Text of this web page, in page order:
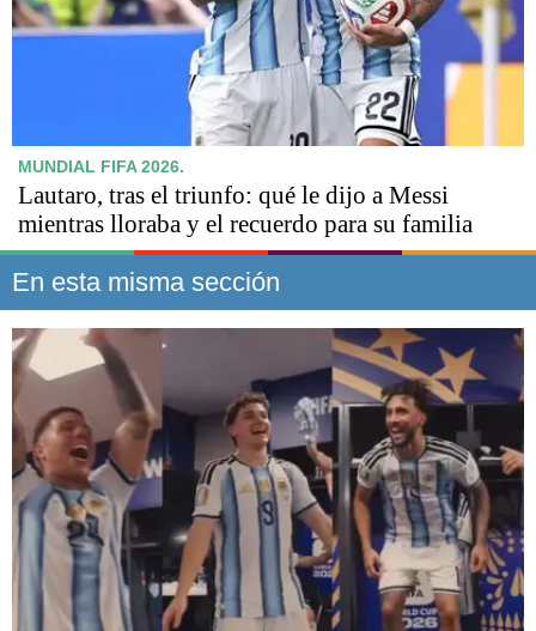
MUNDIAL FIFA 2026.
Lautaro, tras el triunfo: qué le dijo a Messi
mientras lloraba y el recuerdo para su familia
En esta misma sección